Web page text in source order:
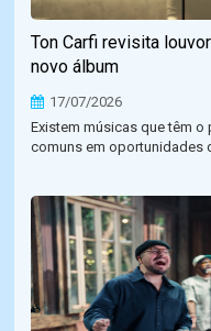
Ton Carfi revisita
novo álbum
17/07/2026
Existem músicas que têm
comuns em oportunidades